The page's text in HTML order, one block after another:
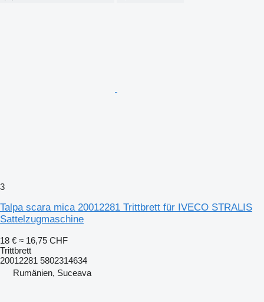
3
Talpa scara mica 20012281 Trittbrett für IVECO STRALIS
Sattelzugmaschine
18 € ≈ 16,75 CHF
Trittbrett
20012281 5802314634
Rumänien, Suceava